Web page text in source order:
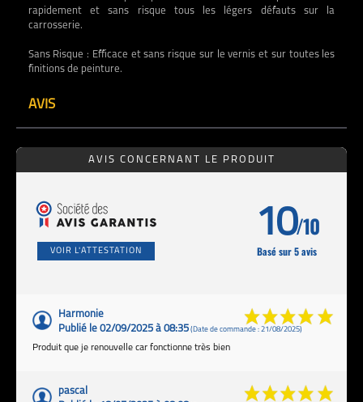
rapidement et sans risque tous les légers défauts sur la
carrosserie.
Sans Risque : Efficace et sans risque sur le vernis et sur toutes les
finitions de peinture.
AVIS
AVIS CONCERNANT LE PRODUIT
VOIR L'ATTESTATION
10/10
Basé sur 5 avis
Harmonie
Publié le 02/09/2025 à 08:35(Date de commande : 21/08/2025)
Produit que je renouvelle car fonctionne très bien
pascal